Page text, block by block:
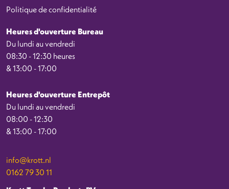
Politique de confidentialité
Heures d'ouverture Bureau
Du lundi au vendredi
08:30 - 12:30 heures
& 13:00 - 17:00
Heures d'ouverture Entrepôt
Du lundi au vendredi
08:00 - 12:30
& 13:00 - 17:00
info@krott.nl
0162 79 30 11